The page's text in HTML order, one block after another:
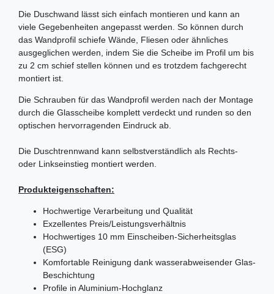
Die Duschwand lässt sich einfach montieren und kann an
viele Gegebenheiten angepasst werden. So können durch
das Wandprofil schiefe Wände, Fliesen oder ähnliches
ausgeglichen werden, indem Sie die Scheibe im Profil um bis
zu 2 cm schief stellen können und es trotzdem fachgerecht
montiert ist.
Die Schrauben für das Wandprofil werden nach der Montage
durch die Glasscheibe komplett verdeckt und runden so den
optischen hervorragenden Eindruck ab.
Die Duschtrennwand kann selbstverständlich als Rechts-
oder Linkseinstieg montiert werden.
Produkteigenschaften:
Hochwertige Verarbeitung und Qualität
Exzellentes Preis/Leistungsverhältnis
Hochwertiges 10 mm Einscheiben-Sicherheitsglas
(ESG)
Komfortable Reinigung dank wasserabweisender Glas-
Beschichtung
Profile in Aluminium-Hochglanz